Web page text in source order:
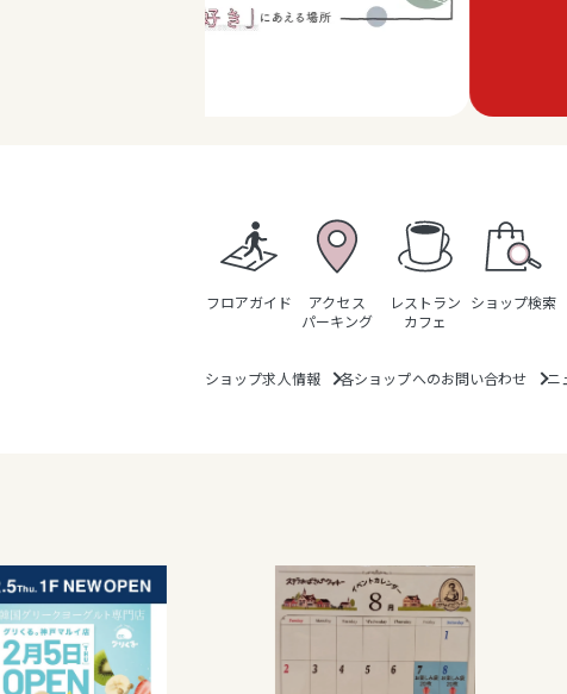
フロアガイド
アクセス
パーキング
レストラン
カフェ
ショップ検索
ショップ求人情報 各ショップへのお問い合わせ ニ